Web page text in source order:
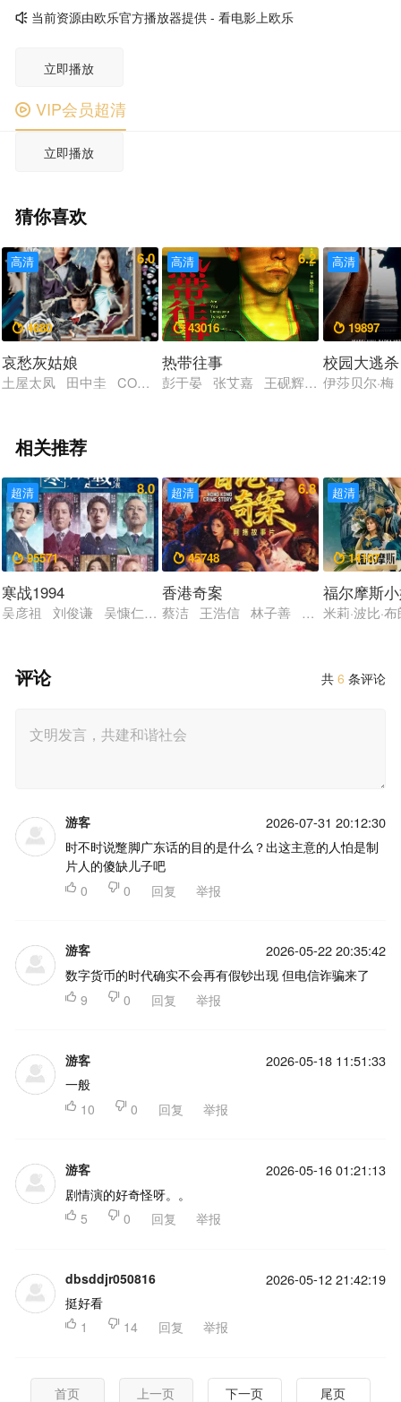
当前资源由欧乐官方播放器提供 - 看电影上欧乐
立即播放
 VIP会员超清
立即播放
猜你喜欢
高清 6.0
4680
哀愁灰姑娘
土屋太凤 田中圭 COCO 山田杏奈
高清 6.2
43016
热带往事
彭于晏 张艾嘉 王砚辉 章宇 姜珮瑶
高清
19897
校园大逃杀
伊莎贝尔·
相关推荐
超清 8.0
95571
寒战1994
吴彦祖 刘俊谦 吴慷仁 谢君豪 王丹妮 廖子妤 艾丹·吉伦
超清 6.8
45748
香港奇案
蔡洁 王浩信 林子善 岑珈其 洪浚
超清
14107
福尔摩斯
米莉·波比·
共6 条评论
评论
游客 2026-07-31 20:12:30
时不时说蹩脚广东话的目的是什么？出这主意的人怕是制
片人的傻缺儿子吧
 0  0 回复 举报
游客 2026-05-22 20:35:42
数字货币的时代确实不会再有假钞出现 但电信诈骗来了
 9  0 回复 举报
游客 2026-05-18 11:51:33
一般
 10  0 回复 举报
游客 2026-05-16 01:21:13
剧情演的好奇怪呀。。
 5  0 回复 举报
dbsddjr050816 2026-05-12 21:42:19
挺好看
 1  14 回复 举报
首页 上一页 下一页 尾页